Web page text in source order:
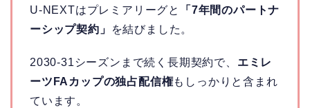
U-NEXTはプレミアリーグと
「7年間のパートナ
ーシップ契約」
を結びました。
2030-31シーズンまで続く長期契約で、 エミレ
ーツFAカップの独占配信権もしっかりと含まれ
ています。